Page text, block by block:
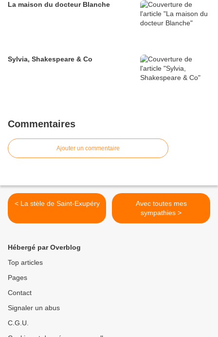
La maison du docteur Blanche
Sylvia, Shakespeare & Co
Commentaires
Ajouter un commentaire
< La stèle de Saint-Exupéry
Avec toutes mes
sympathies >
Hébergé par Overblog
Top articles
Pages
Contact
Signaler un abus
C.G.U.